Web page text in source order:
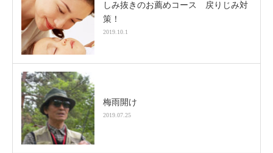
しみ抜きのお薦めコース 戻りじみ対
策！
2019.10.1
梅雨開け
2019.07.25